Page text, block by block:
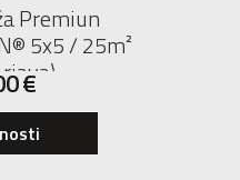
Premiun
5x5 / 25m²
€